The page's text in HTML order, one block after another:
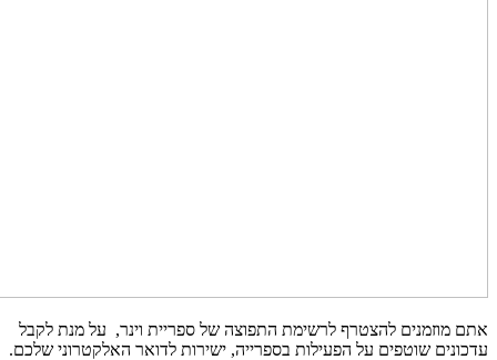
אתם מוזמנים להצטרף לרשימת התפוצה של ספריית וינר, על מנת לקבל
עדכונים שוטפים על הפעילות בספרייה, ישירות לדואר האלקטרוני שלכם.